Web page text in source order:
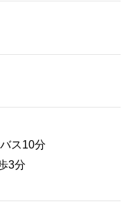
ス10分
3分